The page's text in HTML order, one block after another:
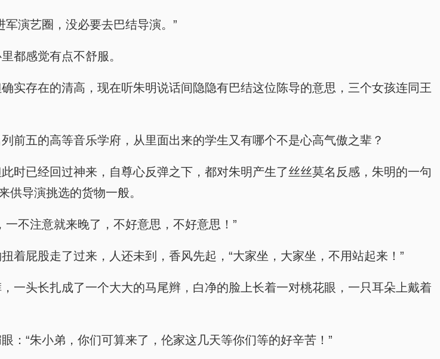
演艺圈，没必要去巴结导演。”
都感觉有点不舒服。
实存在的清高，现在听朱明说话间隐隐有巴结这位陈导的意思，三个女孩连同王
前五的高等音乐学府，从里面出来的学生又有哪个不是心高气傲之辈？
时已经回过神来，自尊心反弹之下，都对朱明产生了丝丝莫名反感，朱明的一句
供导演挑选的货物一般。
不注意就来晚了，不好意思，不好意思！”
着屁股走了过来，人还未到，香风先起，“大家坐，大家坐，不用站起来！”
一头长扎成了一个大大的马尾辫，白净的脸上长着一对桃花眼，一只耳朵上戴着
：“朱小弟，你们可算来了，伦家这几天等你们等的好辛苦！”